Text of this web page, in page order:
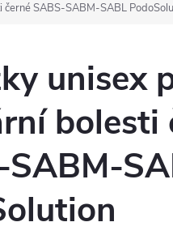
SABS-SABM-SABL
unisex
bolesti
SABM-